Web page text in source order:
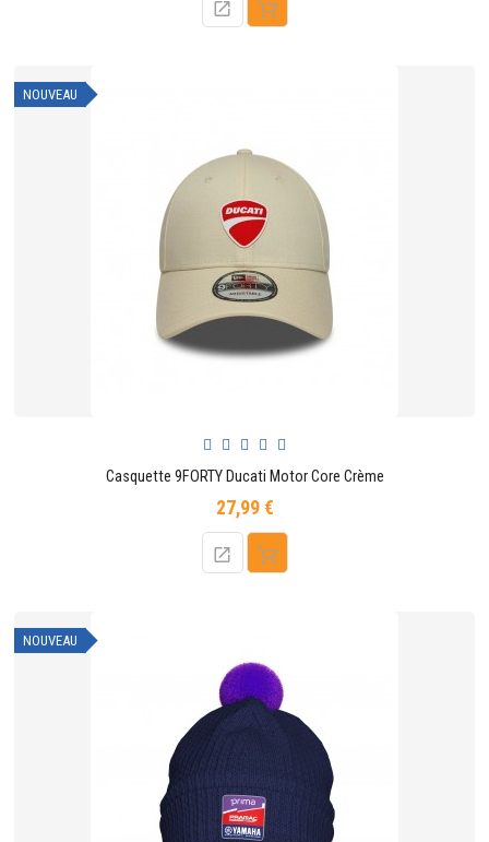
NOUVEAU
Casquette 9FORTY Ducati Motor Core Crème
27,99 €Prix
NOUVEAU